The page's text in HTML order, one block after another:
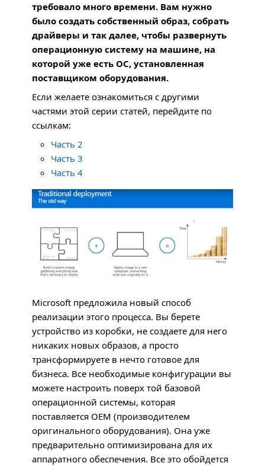
требовало много времени. Вам нужно
было создать собственный образ, собрать
драйверы и так далее, чтобы развернуть
операционную систему на машине, на
которой уже есть ОС, установленная
поставщиком оборудования.
Если желаете ознакомиться с другими
частями этой серии статей, перейдите по
ссылкам:
Часть 2
Часть 3
Часть 4
Microsoft предложила новый способ
реализации этого процесса. Вы берете
устройство из коробки, не создаете для него
никаких новых образов, а просто
трансформируете в нечто готовое для
бизнеса. Все необходимые конфигурации вы
можете настроить поверх той базовой
операционной системы, которая
поставляется OEM (производителем
оригинального оборудования). Она уже
предварительно оптимизирована для их
аппаратного обеспечения. Все это обойдется